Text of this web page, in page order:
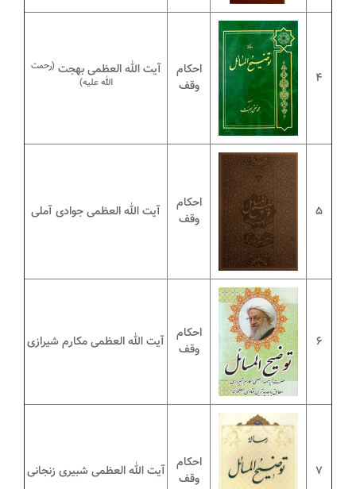
4
احکام
وقف
آیت الله العظمی بهجت (رحمت
الله علیه)
5
احکام
وقف
آیت الله العظمی جوادی آملی
6
احکام
وقف
آیت الله العظمی مکارم شیرازی
7
احکام
وقف
آیت الله العظمی شبیری زنجانی